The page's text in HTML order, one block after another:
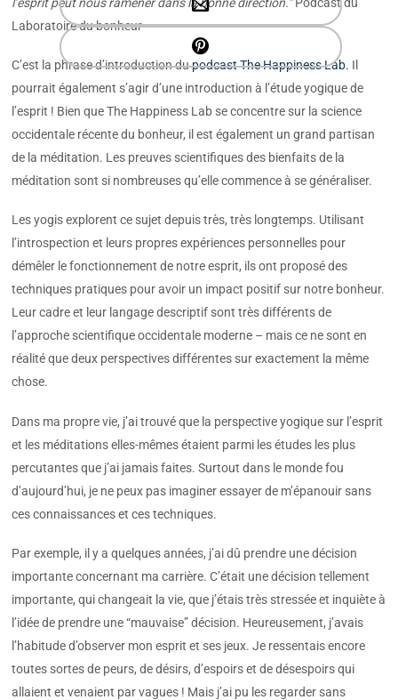
Laboratoire du bonheur
C’est la phrase d’introduction dupodcast The Happiness Lab. Il
pourrait également s’agir d’une introduction à l’étude yogique de
l’esprit ! Bien que The Happiness Lab se concentre sur la science
occidentale récente du bonheur, il est également un grand partisan
de la méditation. Les preuves scientifiques des bienfaits de la
méditation sont si nombreuses qu’elle commence à se généraliser.
Les yogis explorent ce sujet depuis très, très longtemps. Utilisant
l’introspection et leurs propres expériences personnelles pour
démêler le fonctionnement de notre esprit, ils ont proposé des
techniques pratiques pour avoir un impact positif sur notre bonheur.
Leur cadre et leur langage descriptif sont très différents de
l’approche scientifique occidentale moderne – mais ce ne sont en
réalité que deux perspectives différentes sur exactement la même
chose.
Dans ma propre vie, j’ai trouvé que la perspective yogique sur l’esprit
et les méditations elles-mêmes étaient parmi les études les plus
percutantes que j’ai jamais faites. Surtout dans le monde fou
d’aujourd’hui, je ne peux pas imaginer essayer de m’épanouir sans
ces connaissances et ces techniques.
Par exemple, il y a quelques années, j’ai dû prendre une décision
importante concernant ma carrière. C’était une décision tellement
importante, qui changeait la vie, que j’étais très stressée et inquiète à
l’idée de prendre une “mauvaise” décision. Heureusement, j’avais
l’habitude d’observer mon esprit et ses jeux. Je ressentais encore
toutes sortes de peurs, de désirs, d’espoirs et de désespoirs qui
allaient et venaient par vagues ! Mais j’ai pu les regarder sans